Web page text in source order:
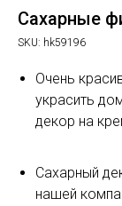
Сахарные
SKU: hk59196
Очень
украсить
декор на
Сахарный
нашей